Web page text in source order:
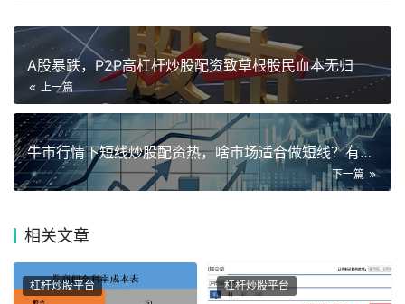
A股暴跌，P2P高杠杆炒股配资致草根股民血本无归
上一篇
牛市行情下短线炒股配资热，啥市场适合做短线？有讲究
下一篇
相关文章
杠杆炒股平台 杠杆炒股平台